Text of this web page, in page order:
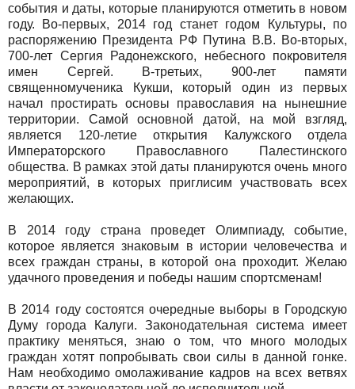
события и даты, которые планируются отметить в новом
году. Во-первых, 2014 год станет годом Культуры, по
распоряжению Президента РФ Путина В.В. Во-вторых,
700-лет Сергия Радонежского, небесного покровителя
имен Сергей. В-третьих, 900-лет памяти
священномученика Кукши, который один из первых
начал простирать основы православия на нынешние
территории. Самой основной датой, на мой взгляд,
является 120-летие открытия Калужского отдела
Императорского Православного Палестинского
общества. В рамках этой даты планируются очень много
мероприятий, в которых приглисим участвовать всех
желающих.
В 2014 году страна проведет Олимпиаду, событие,
которое является знаковым в истории человечества и
всех граждан страны, в которой она проходит. Желаю
удачного проведения и победы нашим спортсменам!
В 2014 году состоятся очередные выборы в Городскую
Думу города Калуги. Законодательная система имеет
практику меняться, знаю о том, что много молодых
граждан хотят попробывать свои силы в данной гонке.
Нам необходимо омолаживание кадров на всех ветвях